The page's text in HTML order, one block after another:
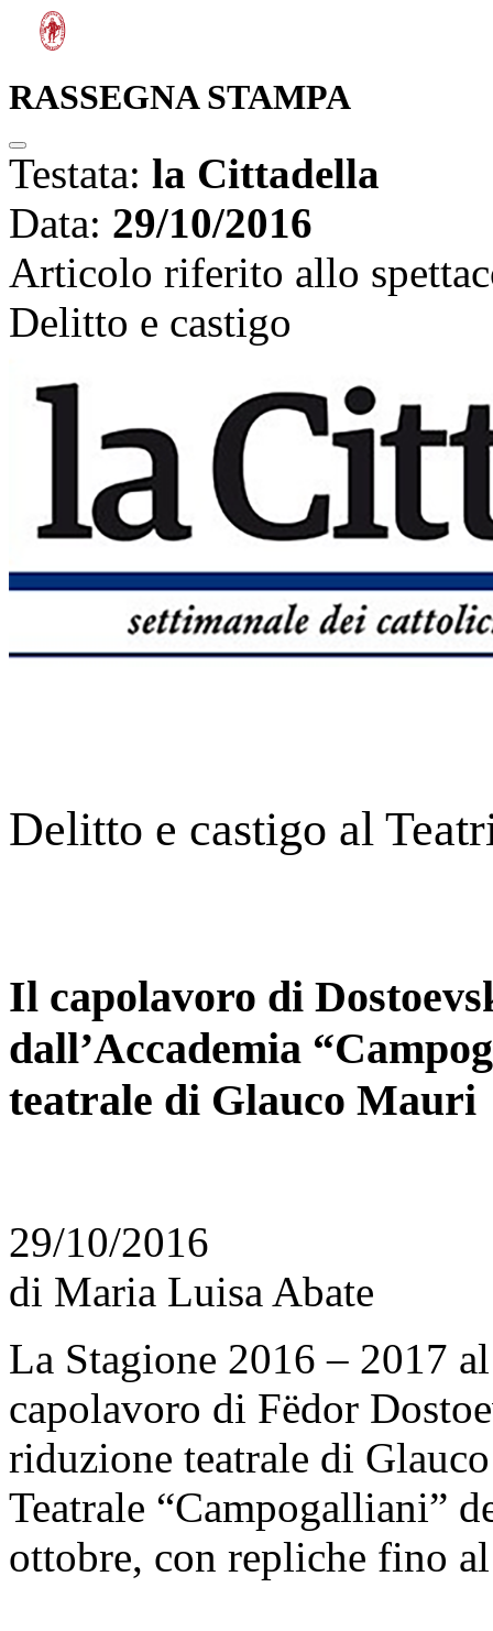
RASSEGNA STAMPA
Testata: la Cittadella
Data: 29/10/2016
Articolo riferito allo
Delitto e castigo
Delitto e castigo al
Il capolavoro di
dall’Accademia
teatrale di Glauco Mauri
29/10/2016
di Maria Luisa Abate
La Stagione 2016 – 2017
capolavoro di Fëdor
riduzione teatrale di
Teatrale “Campogalliani”
ottobre, con repliche fino